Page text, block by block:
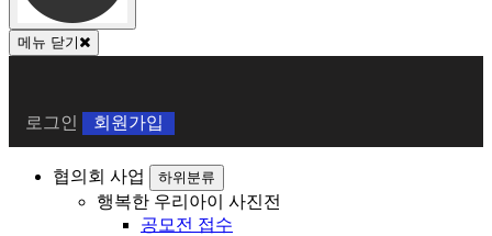
메뉴 닫기
원
로
로그인 회원가입
협의회 사업 하위분류
행복한 우리아이 사진전
공모전 접수